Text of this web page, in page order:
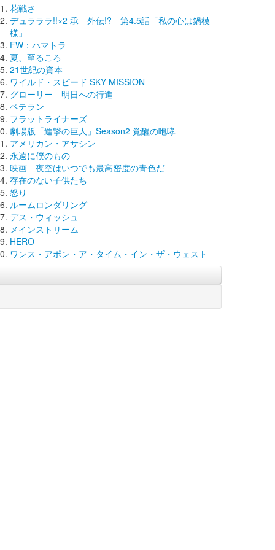
花戦さ
デュラララ!!×2 承 外伝!? 第4.5話「私の心は鍋模
様」
FW：ハマトラ
夏、至るころ
21世紀の資本
ワイルド・スピード SKY MISSION
グローリー 明日への行進
ベテラン
フラットライナーズ
劇場版「進撃の巨人」Season2 覚醒の咆哮
アメリカン・アサシン
永遠に僕のもの
映画 夜空はいつでも最高密度の青色だ
存在のない子供たち
怒り
ルームロンダリング
デス・ウィッシュ
メインストリーム
HERO
ワンス・アポン・ア・タイム・イン・ザ・ウェスト